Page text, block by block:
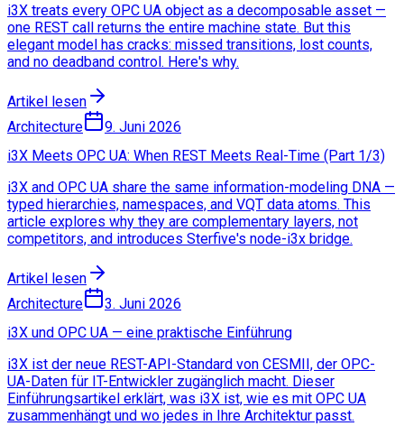
i3X treats every OPC UA object as a decomposable asset —
one REST call returns the entire machine state. But this
elegant model has cracks: missed transitions, lost counts,
and no deadband control. Here's why.
Artikel lesen
Architecture
9. Juni 2026
i3X Meets OPC UA: When REST Meets Real-Time (Part 1/3)
i3X and OPC UA share the same information-modeling DNA —
typed hierarchies, namespaces, and VQT data atoms. This
article explores why they are complementary layers, not
competitors, and introduces Sterfive's node-i3x bridge.
Artikel lesen
Architecture
3. Juni 2026
i3X und OPC UA — eine praktische Einführung
i3X ist der neue REST-API-Standard von CESMII, der OPC-
UA-Daten für IT-Entwickler zugänglich macht. Dieser
Einführungsartikel erklärt, was i3X ist, wie es mit OPC UA
zusammenhängt und wo jedes in Ihre Architektur passt.